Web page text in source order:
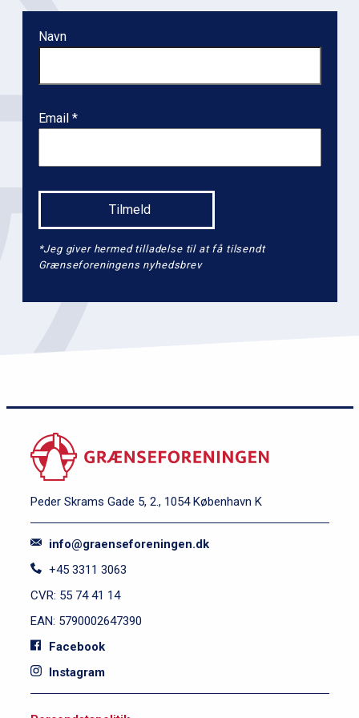
Navn
Email
*Jeg giver hermed tilladelse til at få tilsendt
Grænseforeningens nyhedsbrev
Peder Skrams Gade 5, 2., 1054 København K
info@graenseforeningen.dk
+45 3311 3063
CVR: 55 74 41 14
EAN: 5790002647390
Facebook
Instagram